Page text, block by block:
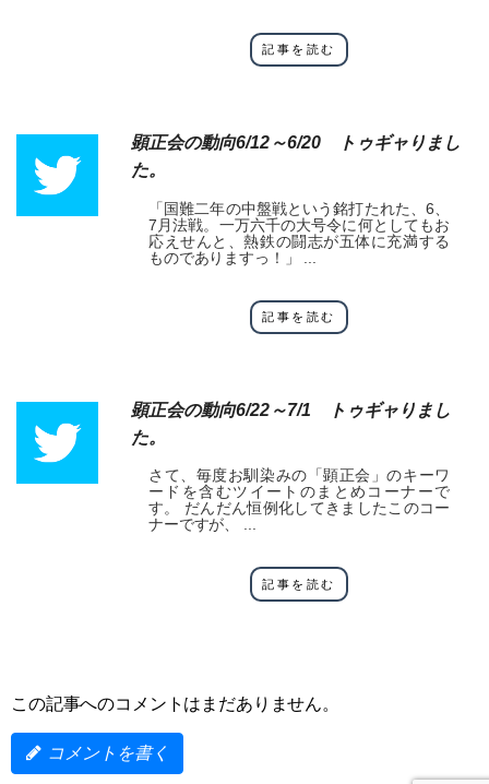
記事を読む
顕正会の動向6/12～6/20 トゥギャりまし
た。
「国難二年の中盤戦という銘打たれた、6、
7月法戦。一万六千の大号令に何としてもお
応えせんと、熱鉄の闘志が五体に充満する
ものでありますっ！」 ...
記事を読む
顕正会の動向6/22～7/1 トゥギャりまし
た。
さて、毎度お馴染みの「顕正会」のキーワ
ードを含むツイートのまとめコーナーで
す。 だんだん恒例化してきましたこのコー
ナーですが、 ...
記事を読む
この記事へのコメントはまだありません。
コメントを書く